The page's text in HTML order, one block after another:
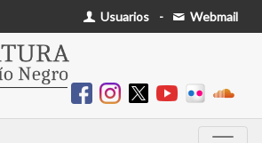
Usuarios - Webmail